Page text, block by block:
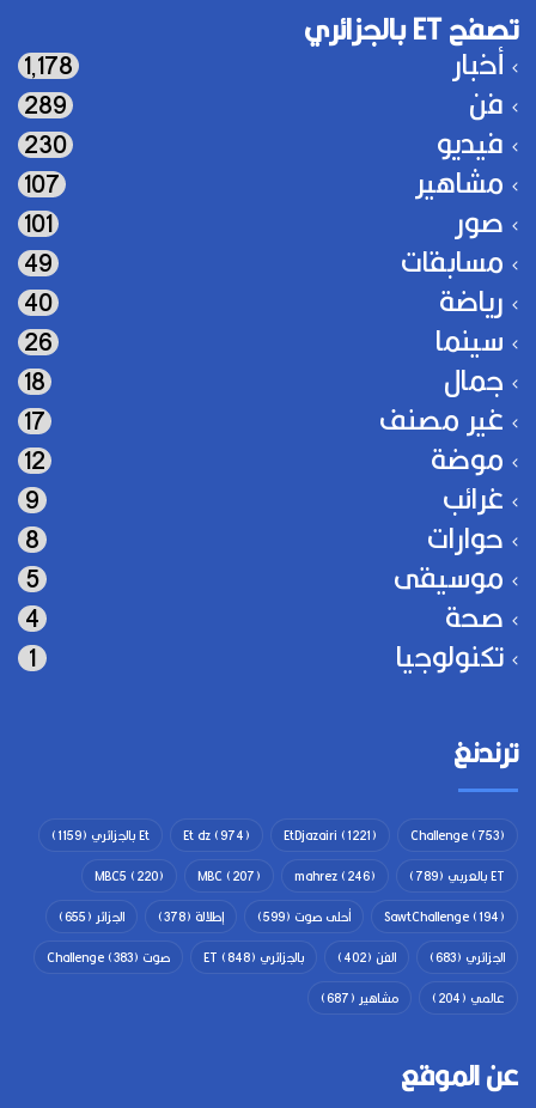
تصفح ET بالجزائري
أخبار 1٬178
فن 289
فيديو 230
مشاهير 107
صور 101
مسابقات 49
رياضة 40
سينما 26
جمال 18
غير مصنف 17
موضة 12
غرائب 9
حوارات 8
موسيقى 5
صحة 4
تكنولوجيا 1
ترندنغ
Challenge(753)
EtDjazairi (1221)
Et dz(974) Et بالجزائري
(1159)
ET بالعربي
(789)
mahrez(246)
MBC(207)
MBC5 (220)
SawtChallenge(194) أحلى صوت (599) إطلالة (378) الجزائر (655)
الجزائري (683) الفن (402) بالجزائري ET (848) صوت Challenge (383)
عالمي (204) مشاهير (687)
عن الموقع